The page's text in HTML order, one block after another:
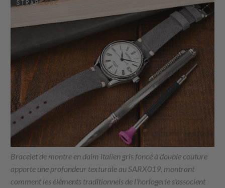
Bracelet de montre en daim italien gris foncé à double couture
apporte une profondeur texturale au SARX019, montrant
comment les éléments traditionnels de l'horlogerie s'associent